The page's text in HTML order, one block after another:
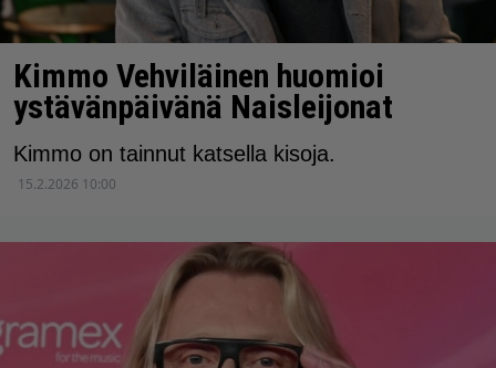
Kimmo Vehviläinen huomioi
ystävänpäivänä Naisleijonat
Kimmo on tainnut katsella kisoja.
15.2.2026 10:00